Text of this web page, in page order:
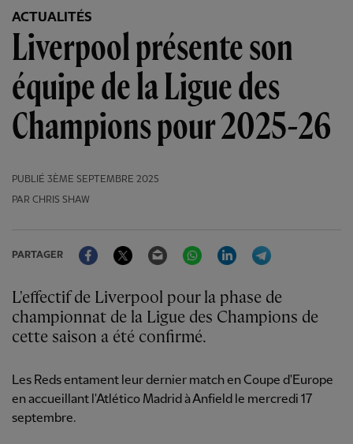
ACTUALITÉS
Liverpool présente son
équipe de la Ligue des
Champions pour 2025-26
PUBLIÉ 3ÈME SEPTEMBRE 2025
PAR CHRIS SHAW
PARTAGER
FacebookTwitter Email WhatsAppLinkedIn
L'effectif de Liverpool pour la phase de
championnat de la Ligue des Champions de
cette saison a été confirmé.
Les Reds entament leur dernier match en Coupe d'Europe
en accueillant l'Atlético Madrid à Anfield le mercredi 17
septembre.